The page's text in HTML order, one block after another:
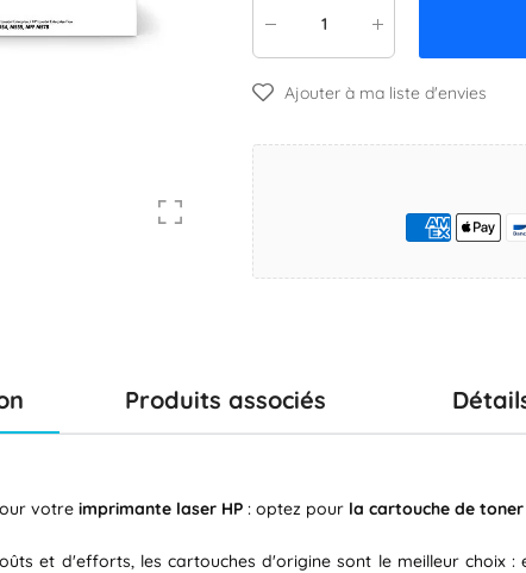
Ajouter à ma liste d'envies
Produits associés
votre imprimante laser HP : optez pour la cartouche de toner
et d'efforts, les cartouches d'origine sont le meilleur choix